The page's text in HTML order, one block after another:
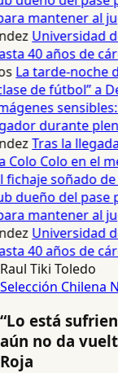
mantener al
Universidad
40 años de
La tarde-noche
de fútbol” a
durante
Tras la
Colo en el
fichaje soñado
dueño del pase
mantener al
Universidad
40 años de
Raul Tiki Toledo
Selección Chilena
“Lo está
aún no da
Roja